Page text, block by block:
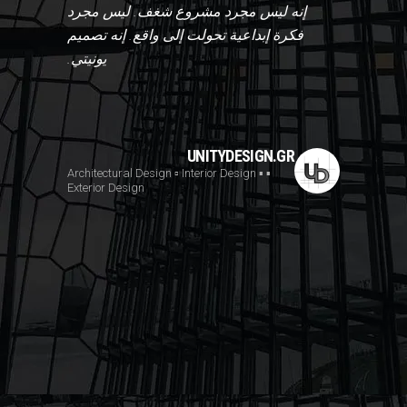
إنه ليس مجرد مشروع شغف. ليس مجرد
فكرة إبداعية تحولت إلى واقع. إنه تصميم
يونيتي.
UNITYDESIGN.GR
▪️ Architectural Design
▫️ Interior Design ▪️
Exterior Design
Όταν η